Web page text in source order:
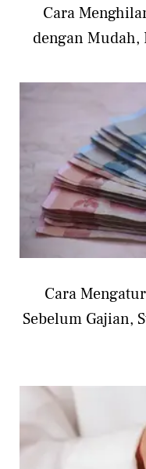
Cara
dengan Mudah,
Cara
Sebelum Gajian,